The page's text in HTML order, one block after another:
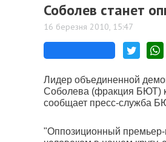
Соболев станет
16 березня 2010, 15:47
Лидер объединенной
Соболева (фракция БЮТ)
сообщает пресс-служба
"Оппозиционный